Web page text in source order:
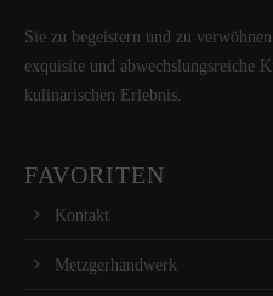
Sie zu begeistern und zu
exquisite und abwechslungsreiche
kulinarischen Erlebnis.
FAVORITEN
Kontakt
Metzgerhandwerk